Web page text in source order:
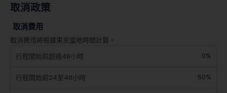
取消政策
取消費用
取消費用將根據東京當地時間計算。
行程開始前超過48小時
0%
行程開始前24至48小時 50%